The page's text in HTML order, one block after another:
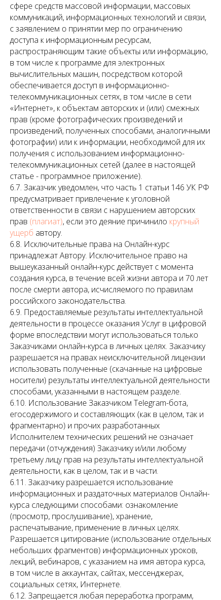
сфере средств массовой информации, массовых
коммуникаций, информационных технологий и связи,
с заявлением о принятии мер по ограничению
доступа к информационным ресурсам,
распространяющим такие объекты или информацию,
в том числе к программе для электронных
вычислительных машин, посредством которой
обеспечивается доступ в информационно-
телекоммуникационных сетях, в том числе в сети
«Интернет», к объектам авторских и (или) смежных
прав (кроме фотографических произведений и
произведений, полученных способами, аналогичными
фотографии) или к информации, необходимой для их
получения с использованием информационно-
телекоммуникационных сетей (далее в настоящей
статье - программное приложение).
6.7. Заказчик уведомлен, что часть 1 статьи 146 УК РФ
предусматривает привлечение к уголовной
ответственности в связи с нарушением авторских
прав (плагиат), если это деяние причинило крупный
ущерб автору.
6.8. Исключительные права на Онлайн-курс
принадлежат Автору. Исключительное право на
вышеуказанный онлайн-курс действует с момента
создания курса, в течение всей жизни автора и 70 лет
после смерти автора, исчисляемого по правилам
российского законодательства.
6.9. Предоставляемые результаты интеллектуальной
деятельности в процессе оказания Услуг в цифровой
форме впоследствии могут использоваться только
Заказчиками онлайн-курса в личных целях. Заказчику
разрешается на правах неисключительной лицензии
использовать полученные (скачанные на цифровые
носители) результаты интеллектуальной деятельности
способами, указанными в настоящем разделе.
6.10. Использование Заказчиком Telegram-бота,
егосодержимого и составляющих (как в целом, так и
фрагментарно) и прочих разработанных
Исполнителем технических решений не означает
передачи (отчуждения) Заказчику и/или любому
третьему лицу прав на результаты интеллектуальной
деятельности, как в целом, так и в части.
6.11. Заказчику разрешается использование
информационных и раздаточных материалов Онлайн-
курса следующими способами: ознакомление
(просмотр, прослушивание), хранение,
распечатывание, применение в личных целях.
Разрешается цитирование (использование отдельных
небольших фрагментов) информационных уроков,
лекций, вебинаров, с указанием на имя автора курса,
в том числе в аккаунтах, сайтах, мессенджерах,
социальных сетях, Интернете.
6.12. Запрещается любая переработка программ,